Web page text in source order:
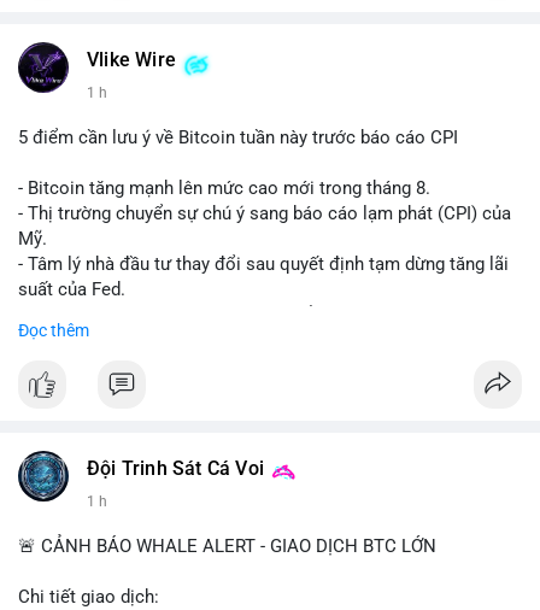
Vlike Wire
1 h
5 điểm cần lưu ý về Bitcoin tuần này trước báo cáo CPI
- Bitcoin tăng mạnh lên mức cao mới trong tháng 8.
- Thị trường chuyển sự chú ý sang báo cáo lạm phát (CPI) của
Mỹ.
- Tâm lý nhà đầu tư thay đổi sau quyết định tạm dừng tăng lãi
suất của Fed.
theo.
#bitcoin #btc #cryptonews
#vlikevn #titanbot
📰 Nguồn: Cointelegraph
Đọc thêm
Đội Trinh Sát Cá Voi
1 h
🚨 CẢNH BÁO WHALE ALERT - GIAO DỊCH BTC LỚN
Chi tiết giao dịch: